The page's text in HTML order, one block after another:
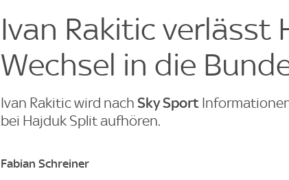
Ivan Rakitic verlässt
Wechsel in die
Ivan Rakitic wird nach Sky Sport
bei Hajduk Split aufhören.
Fabian Schreiner